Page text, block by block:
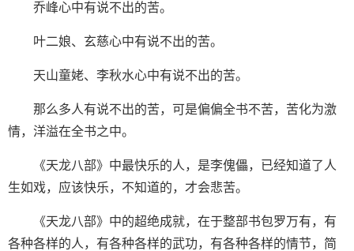
乔峰心中有说不出的苦。
叶二娘、玄慈心中有说不出的苦。
天山童姥、李秋水心中有说不出的苦。
那么多人有说不出的苦，可是偏偏全书不苦，苦化为激
情，洋溢在全书之中。
《天龙八部》中最快乐的人，是李傀儡，已经知道了人
生如戏，应该快乐，不知道的，才会悲苦。
《天龙八部》中的超绝成就，在于整部书包罗万有，有
各种各样的人，有各种各样的武功，有各种各样的情节，简